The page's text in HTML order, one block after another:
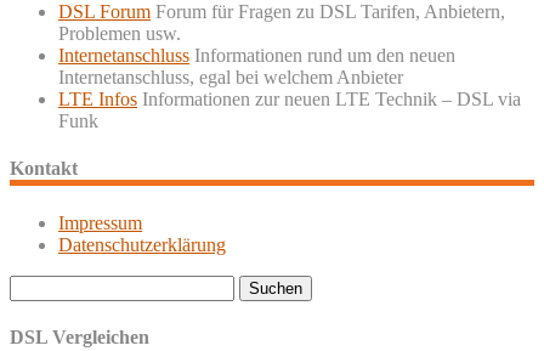
DSL Forum Forum für Fragen zu DSL Tarifen, Anbietern,
Problemen usw.
Internetanschluss Informationen rund um den neuen
Internetanschluss, egal bei welchem Anbieter
LTE Infos Informationen zur neuen LTE Technik – DSL via
Funk
Kontakt
Impressum
Datenschutzerklärung
nach:
DSL Vergleichen